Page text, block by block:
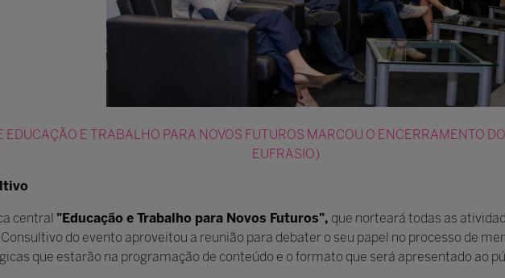
EDUCAÇÃO E TRABALHO PARA NOVOS FUTUROS MARCOU O ENCERRAMENTO
EUFRASIO)
central "Educação e Trabalho para Novos Futuros", que norteará todas as
do evento aproveitou a reunião para debater o seu papel no processo de
que estarão na programação de conteúdo e o formato que será apresentado ao